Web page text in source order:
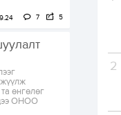
7 5
өнгөлөг
ОНОО